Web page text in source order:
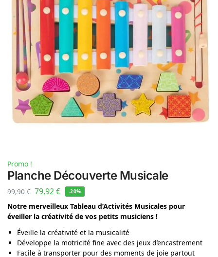
Promo !
Planche Découverte Musicale
99,90€ 79,92€ -20%
Notre merveilleux Tableau d’Activités Musicales pour
éveiller la créativité de vos petits musiciens !
Éveille la créativité et la musicalité
Développe la motricité fine avec des jeux d’encastrement
Facile à transporter pour des moments de joie partout